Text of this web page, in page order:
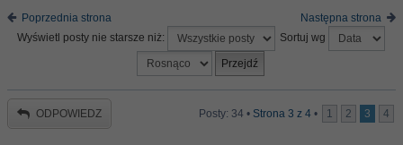
Poprzednia strona
Następna strona
Wyświetl posty nie starsze niż:
Sortuj wg
ODPOWIEDZ Posty: 34 • Strona 3 z 4 • 1 2 3 4